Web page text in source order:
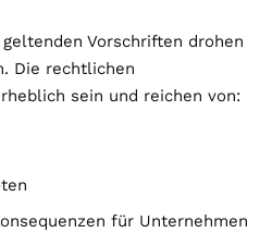
Vorschriften drohen
Die rechtlichen
sein und reichen von:
für Unternehmen